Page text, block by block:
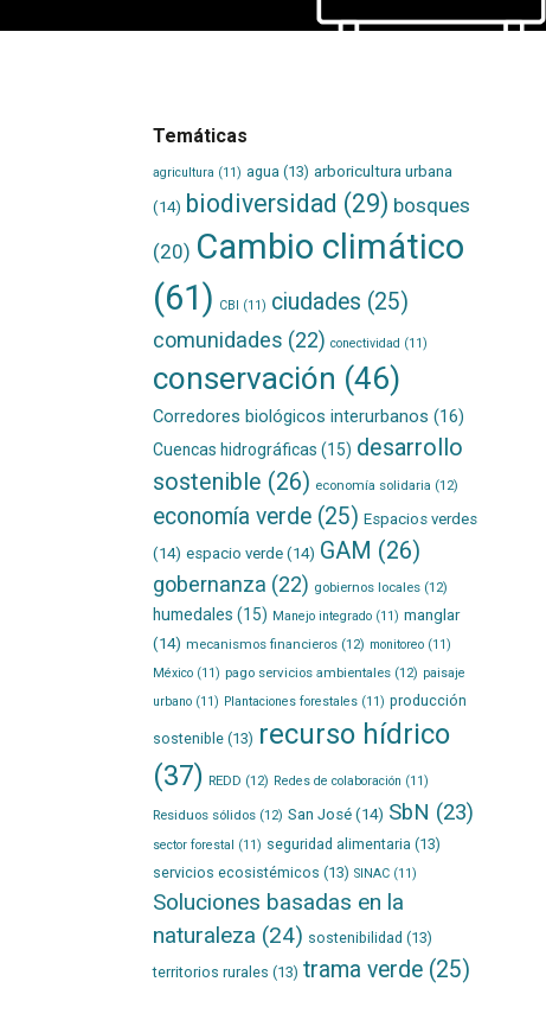
Temáticas
agricultura (11) agua (13) arboricultura urbana
(14) biodiversidad (29) bosques
(20) Cambio climático
(61) CBI (11) ciudades (25)
comunidades (22) conectividad (11)
conservación (46)
Corredores biológicos interurbanos (16)
Cuencas hidrográficas (15) desarrollo
sostenible (26) economía solidaria (12)
economía verde(25) Espacios verdes
(14) espacio verde(14) GAM (26)
gobernanza (22) gobiernos locales(12)
humedales (15) Manejo integrado(11) manglar
(14) mecanismos financieros(12) monitoreo(11)
México(11) pago servicios ambientales(12) paisaje
urbano(11) Plantaciones forestales(11) producción
sostenible(13) recurso hídrico
(37) REDD (12) Redes de colaboración (11)
Residuos sólidos(12) San José(14) SbN (23)
sector forestal (11) seguridad alimentaria (13)
servicios ecosistémicos (13) SINAC(11)
Soluciones basadas en la
naturaleza (24) sostenibilidad (13)
territorios rurales (13) trama verde(25)